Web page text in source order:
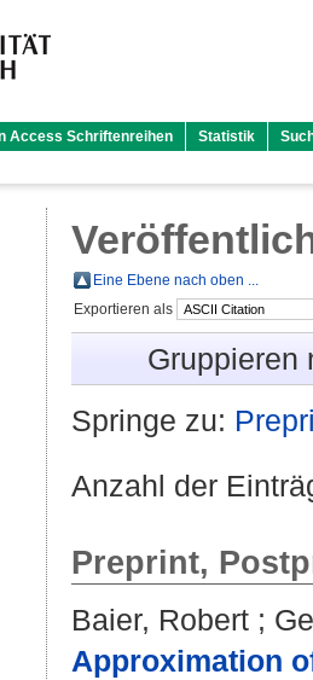
Access Schriftenreihen Statistik
Eine Ebene nach oben ...
Exportieren als
Gruppieren
Springe zu:
Anzahl der
Preprint,
Baier, Robert ;
Approximation